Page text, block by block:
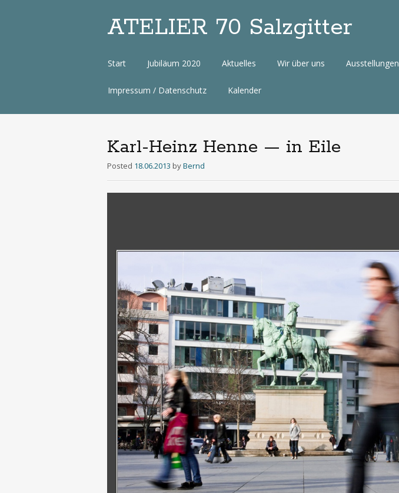
ATELIER 70 Salzgitter
Zum
Start Jubiläum 2020 Aktuelles Wir über uns Ausstellungen
Impressum / Datenschutz Kalender
Karl-Heinz Henne — in Eile
Posted 18.06.2013 byBernd